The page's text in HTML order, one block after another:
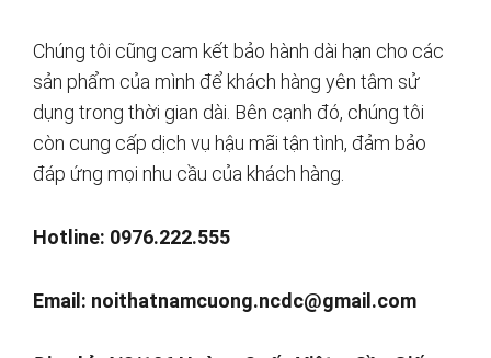
Chúng tôi cũng cam kết bảo hành dài hạn cho các
sản phẩm của mình để khách hàng yên tâm sử
dụng trong thời gian dài. Bên cạnh đó, chúng tôi
còn cung cấp dịch vụ hậu mãi tận tình, đảm bảo
đáp ứng mọi nhu cầu của khách hàng.
Hotline: 0976.222.555
Email: noithatnamcuong.ncdc@gmail.com